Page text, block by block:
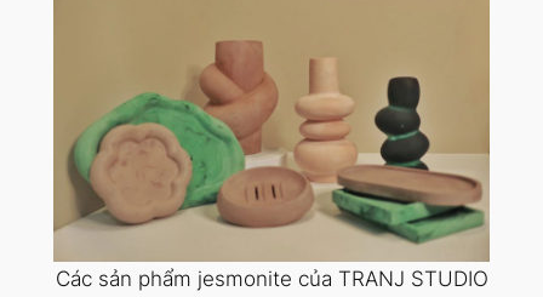
Các sản phẩm jesmonite của TRANJ STUDIO